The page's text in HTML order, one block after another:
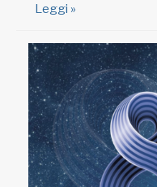
Leggi »